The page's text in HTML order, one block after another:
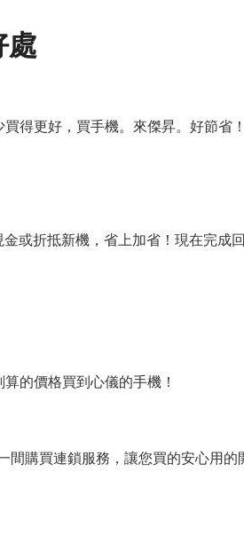
處
得更好，買手機。來傑昇。好節省！
或折抵新機，省上加省！現在完成
的價格買到心儀的手機！
購買連鎖服務，讓您買的安心用的